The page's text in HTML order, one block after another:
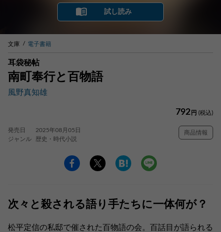
試し読み
文庫 電子書籍
耳袋秘帖
南町奉行と百物語
風野真知雄
792 円 (税込)
発売日
2025年08月05日
ジャンル
歴史・時代小説
商品情報
次々と殺される語り手たちに一体何が？
松平定信の私邸で催された百物語の会。百話目が語られる